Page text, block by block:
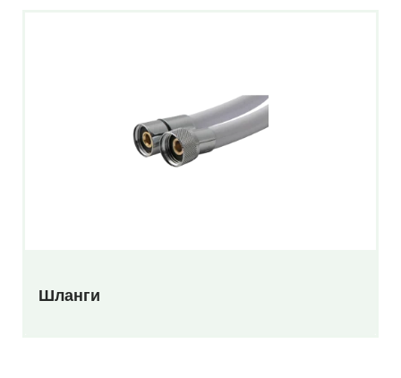
Шланги